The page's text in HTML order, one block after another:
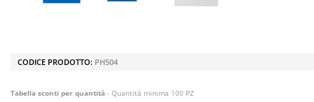
CODICE PRODOTTO: PH504
Tabella sconti per quantità - Quantità minima 100 PZ